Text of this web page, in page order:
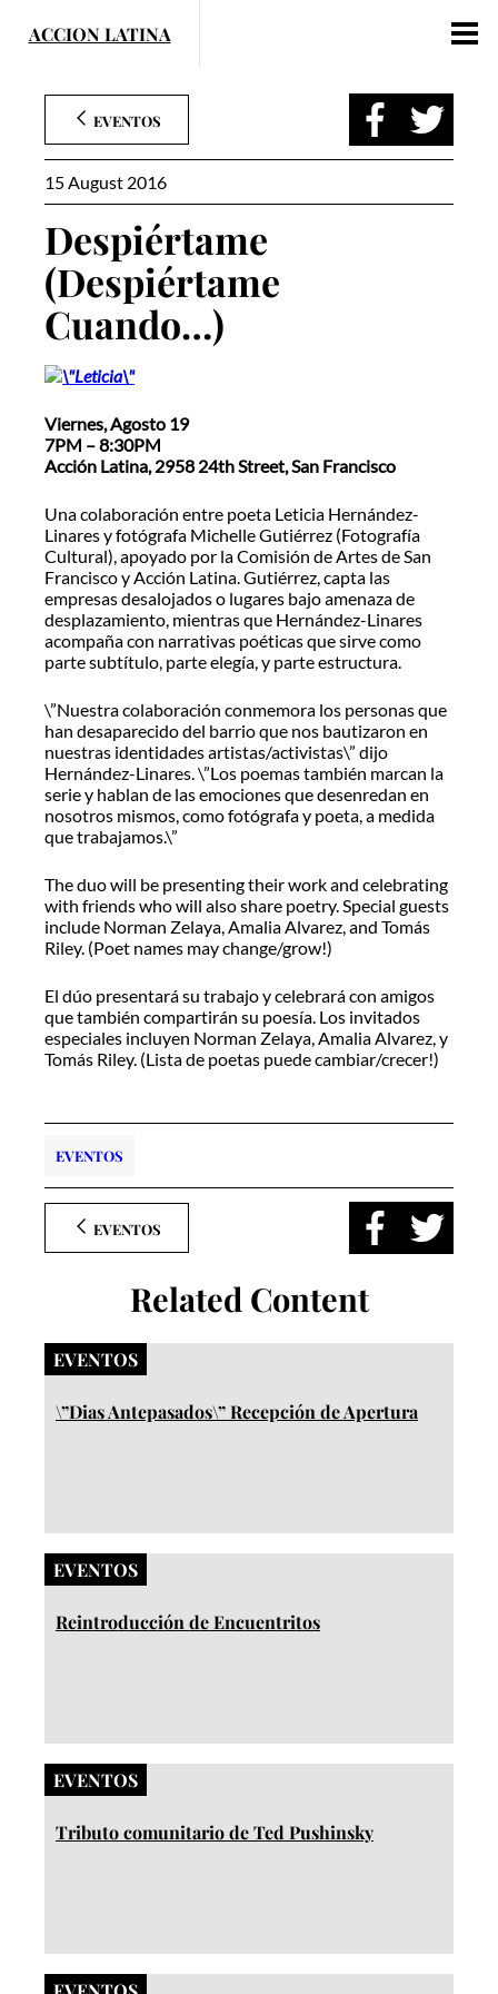
EVENTOS
15 August 2016
Despiértame
(Despiértame
Cuando…)
Viernes, Agosto 19
7PM – 8:30PM
Acción Latina, 2958 24th Street, San Francisco
Una colaboración entre poeta Leticia Hernández-
Linares y fotógrafa Michelle Gutiérrez (Fotografía
Cultural), apoyado por la Comisión de Artes de San
Francisco y Acción Latina. Gutiérrez, capta las
empresas desalojados o lugares bajo amenaza de
desplazamiento, mientras que Hernández-Linares
acompaña con narrativas poéticas que sirve como
parte subtítulo, parte elegía, y parte estructura.
\”Nuestra colaboración conmemora los personas que
han desaparecido del barrio que nos bautizaron en
nuestras identidades artistas/activistas\” dijo
Hernández-Linares. \”Los poemas también marcan la
serie y hablan de las emociones que desenredan en
nosotros mismos, como fotógrafa y poeta, a medida
que trabajamos.\”
The duo will be presenting their work and celebrating
with friends who will also share poetry. Special guests
include Norman Zelaya, Amalia Alvarez, and Tomás
Riley. (Poet names may change/grow!)
El dúo presentará su trabajo y celebrará con amigos
que también compartirán su poesía. Los invitados
especiales incluyen Norman Zelaya, Amalia Alvarez, y
Tomás Riley. (Lista de poetas puede cambiar/crecer!)
EVENTOS
EVENTOS
Related Content
EVENTOS
\”Dias Antepasados\” Recepción de Apertura​
EVENTOS
Reintroducción de Encuentritos
EVENTOS
Tributo comunitario de Ted Pushinsky